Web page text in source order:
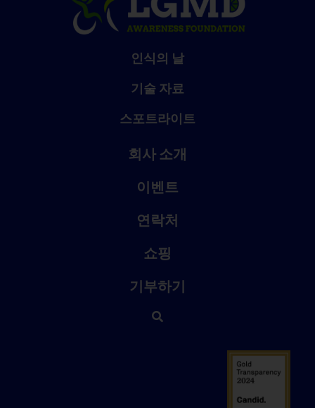
인식의 날
기술 자료
스포트라이트
회사 소개
이벤트
연락처
쇼핑
기부하기